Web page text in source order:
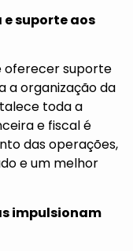
suporte aos
oferecer suporte
a organização da
toda a
e fiscal é
das operações,
e um melhor
impulsionam